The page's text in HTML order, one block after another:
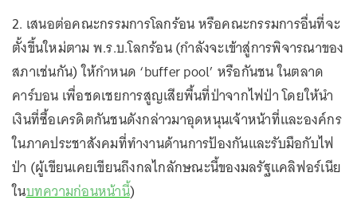
2. เสนอต่อคณะกรรมการโลกร้อน หรือคณะกรรมการอื่นที่จะ
ตั้งขึ้นใหม่ตาม พ.ร.บ.โลกร้อน (กำลังจะเข้าสู่การพิจารณาของ
สภาเช่นกัน) ให้กำหนด ‘buffer pool’ หรือกันชน ในตลาด
คาร์บอน เพื่อชดเชยการสูญเสียพื้นที่ป่าจากไฟป่า โดยให้นำ
เงินที่ซื้อเครดิตกันชนดังกล่าวมาอุดหนุนเจ้าหน้าที่และองค์กร
ในภาคประชาสังคมที่ทำงานด้านการป้องกันและรับมือกับไฟ
ป่า (ผู้เขียนเคยเขียนถึงกลไกลักษณะนี้ของมลรัฐแคลิฟอร์เนีย
ในบทความก่อนหน้านี้)